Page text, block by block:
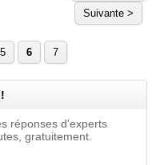
Suivante >
5 6 7
réponses d'experts
gratuitement.